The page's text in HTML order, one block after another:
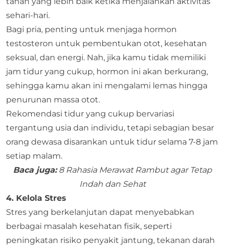
sehari-hari.
Bagi pria, penting untuk menjaga hormon
testosteron untuk pembentukan otot, kesehatan
seksual, dan energi. Nah, jika kamu tidak memiliki
jam tidur yang cukup, hormon ini akan berkurang,
sehingga kamu akan ini mengalami lemas hingga
penurunan massa otot.
Rekomendasi tidur yang cukup bervariasi
tergantung usia dan individu, tetapi sebagian besar
orang dewasa disarankan untuk tidur selama 7-8 jam
setiap malam.
Baca juga: 8 Rahasia Merawat Rambut agar Tetap
Indah dan Sehat
4. Kelola Stres
Stres yang berkelanjutan dapat menyebabkan
berbagai masalah kesehatan fisik, seperti
peningkatan risiko penyakit jantung, tekanan darah